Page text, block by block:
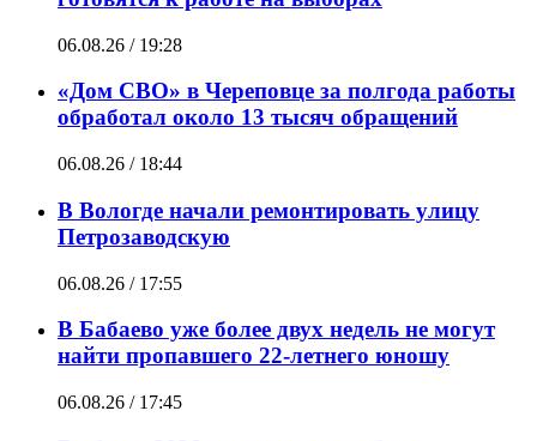
06.08.26 / 19:28
«Дом СВО» в Череповце за полгода работы
обработал около 13 тысяч обращений
06.08.26 / 18:44
В Вологде начали ремонтировать улицу
Петрозаводскую
06.08.26 / 17:55
В Бабаево уже более двух недель не могут
найти пропавшего 22-летнего юношу
06.08.26 / 17:45